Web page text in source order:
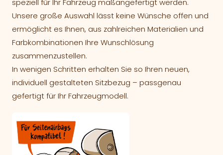
speziell für Ihr Fahrzeug maßangefertigt werden.
Unsere große Auswahl lässt keine Wünsche offen und
ermöglicht es Ihnen, aus zahlreichen Materialien und
Farbkombinationen Ihre Wunschlösung
zusammenzustellen.
In wenigen Schritten erhalten Sie so Ihren neuen,
individuell gestalteten Sitzbezug – passgenau
gefertigt für Ihr Fahrzeugmodell.